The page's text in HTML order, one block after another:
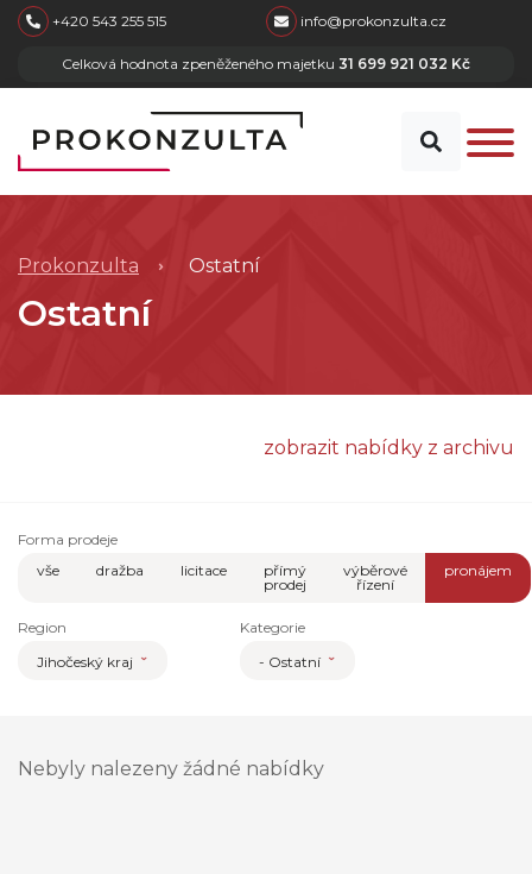
skip to main content
+420 543 255 515 info@prokonzulta.cz
Celková hodnota zpeněženého majetku 31 699 921 032 Kč
Prokonzulta Ostatní
Ostatní
zobrazit nabídky z archivu
Forma prodeje
vše
dražba licitace
přímý
prodej
výběrové
řízení
pronájem
Region
Jihočeský kraj
Kategorie
- Ostatní
Nebyly nalezeny žádné nabídky